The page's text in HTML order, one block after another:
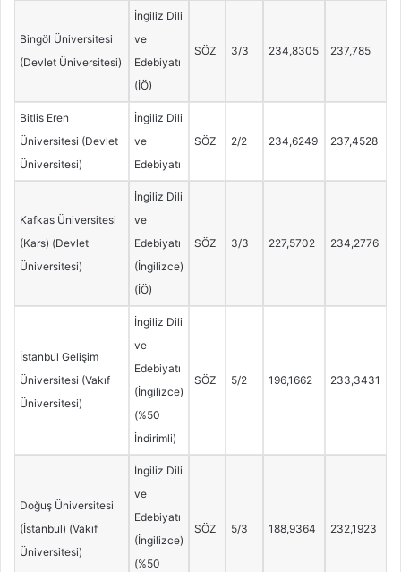
Bingöl Üniversitesi
(Devlet Üniversitesi)
İngiliz Dili
ve
Edebiyatı
(İÖ)
SÖZ 3/3 234,8305 237,785
Bitlis Eren
Üniversitesi (Devlet
Üniversitesi)
İngiliz Dili
ve
Edebiyatı
SÖZ 2/2 234,6249 237,4528
Kafkas Üniversitesi
(Kars) (Devlet
Üniversitesi)
İngiliz Dili
ve
Edebiyatı
(İngilizce)
(İÖ)
SÖZ 3/3 227,5702 234,2776
İstanbul Gelişim
Üniversitesi (Vakıf
Üniversitesi)
İngiliz Dili
ve
Edebiyatı
(İngilizce)
(%50
İndirimli)
SÖZ 5/2 196,1662 233,3431
Doğuş Üniversitesi
(İstanbul) (Vakıf
Üniversitesi)
İngiliz Dili
ve
Edebiyatı
(İngilizce)
(%50
SÖZ 5/3 188,9364 232,1923